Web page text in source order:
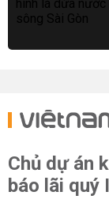
Chủ dự án
báo lãi quý